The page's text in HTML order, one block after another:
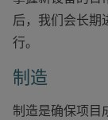
后，我们会长期
行。
制造
制造是确保项目